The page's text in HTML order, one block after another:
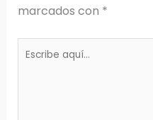
marcados con *
Escribe